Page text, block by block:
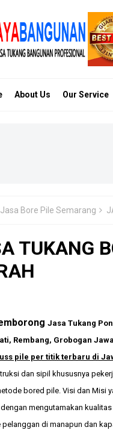
About Us Our Service
Jasa Bore Pile Semarang
TUKANG
Jasa Tukang
Rembang, Grobogan
pile per titik terbaru di
dan sipil khususnya
bored pile. Visi dan Misi
mengutamakan
pelanggan di manapun dan